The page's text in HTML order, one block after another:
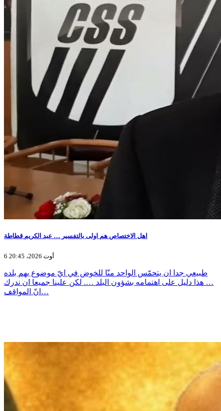
اهل الاختصاص هم اولى بالتفسير … عبد الكريم قطاطة
6 أوت 2026، 20:45
طبيعي جدا ان يتحمّس الواحد منّا للخوض في ايّ موضوع يهم بلده
… هذا دليل على اهتمامه بشؤون البلد …. لكن علينا جميعا ان ندرك
انّ المواقف…